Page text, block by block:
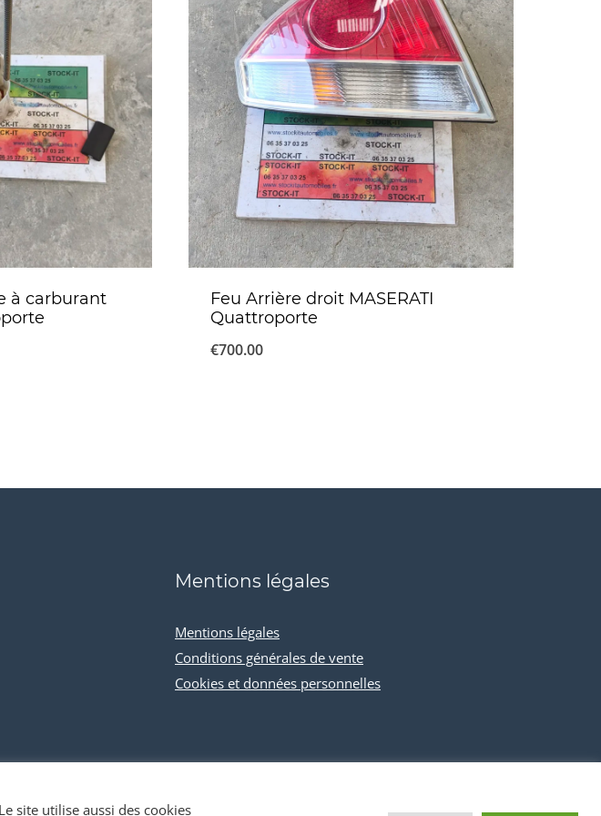
à carburant
Feu Arrière droit MASERATI
Quattroporte
€700.00
Mentions légales
Mentions légales
Conditions générales de vente
Cookies et données personnelles
site utilise aussi des cookies